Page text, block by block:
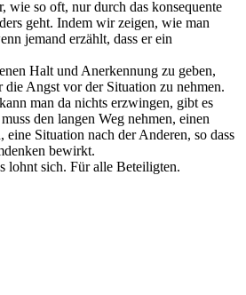
wie so oft, nur durch das konsequente
geht. Indem wir zeigen, wie man
jemand erzählt, dass er ein
Halt und Anerkennung zu geben,
die Angst vor der Situation zu nehmen.
man da nichts erzwingen, gibt es
den langen Weg nehmen, einen
eine Situation nach der Anderen, so dass
bewirkt.
lohnt sich. Für alle Beteiligten.